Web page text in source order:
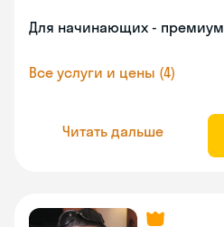
Для начинающих - премиум
Все услуги и цены (4)
Читать дальше